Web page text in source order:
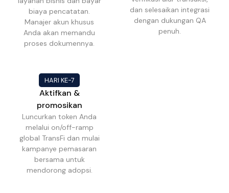
biaya pencatatan.
Manajer akun khusus
Anda akan memandu
proses dokumennya.
dan selesaikan integrasi
dengan dukungan QA
penuh.
HARI KE-7
Aktifkan &
promosikan
Luncurkan token Anda
melalui on/off-ramp
global TransFi dan mulai
kampanye pemasaran
bersama untuk
mendorong adopsi.